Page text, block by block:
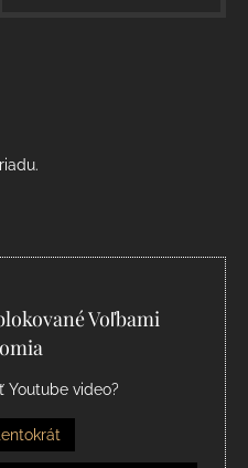
Voľbami
Youtube video?